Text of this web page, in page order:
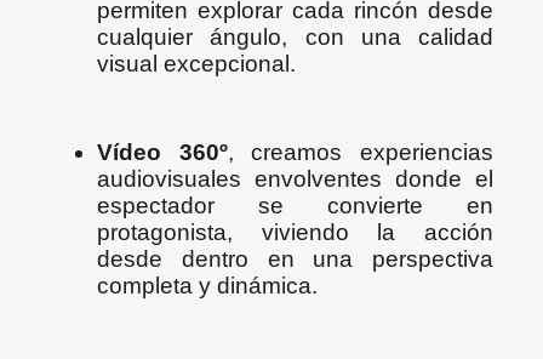
permiten explorar cada rincón desde
cualquier ángulo, con una calidad
visual excepcional.
Vídeo 360º, creamos experiencias
audiovisuales envolventes donde el
espectador se convierte en
protagonista, viviendo la acción
desde dentro en una perspectiva
completa y dinámica.